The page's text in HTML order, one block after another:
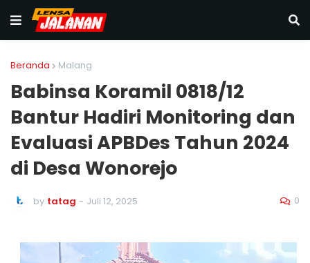
Beranda Malang
Babinsa Koramil 0818/12
Bantur Hadiri Monitoring dan
Evaluasi APBDes Tahun 2024
di Desa Wonorejo
by tatag - Juli 12, 2025 0